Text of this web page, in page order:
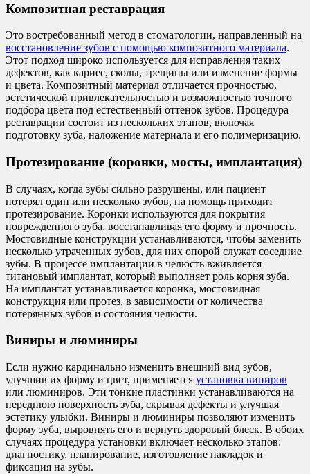
Композитная реставрация
Это востребованный метод в стоматологии, направленный на
восстановление зубов с помощью композитного материала.
Этот подход широко используется для исправления таких
дефектов, как кариес, сколы, трещины или изменение формы
и цвета. Композитный материал отличается прочностью,
эстетической привлекательностью и возможностью точного
подбора цвета под естественный оттенок зубов. Процедура
реставрации состоит из нескольких этапов, включая
подготовку зуба, наложение материала и его полимеризацию.
Протезирование (коронки, мосты, имплантация)
В случаях, когда зубы сильно разрушены, или пациент
потерял один или несколько зубов, на помощь приходит
протезирование. Коронки используются для покрытия
поврежденного зуба, восстанавливая его форму и прочность.
Мостовидные конструкции устанавливаются, чтобы заменить
несколько утраченных зубов, для них опорой служат соседние
зубы. В процессе имплантации в челюсть вживляется
титановый имплантат, который выполняет роль корня зуба.
На имплантат устанавливается коронка, мостовидная
конструкция или протез, в зависимости от количества
потерянных зубов и состояния челюсти.
Виниры и люминиры
Если нужно кардинально изменить внешний вид зубов,
улучшив их форму и цвет, применяется установка виниров
или люминиров. Эти тонкие пластинки устанавливаются на
переднюю поверхность зуба, скрывая дефекты и улучшая
эстетику улыбки. Виниры и люминиры позволяют изменить
форму зуба, выровнять его и вернуть здоровый блеск. В обоих
случаях процедура установки включает несколько этапов:
диагностику, планирование, изготовление накладок и
фиксация на зубы.